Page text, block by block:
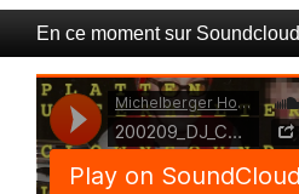
En ce moment sur Soundcloud